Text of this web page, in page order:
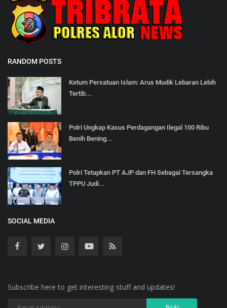
RANDOM POSTS
Ketum Persatuan Islam: Arus Mudik Lebaran Lebih
Tertib...
Polri Ungkap Kasus Perdagangan Ilegal 100 Ribu
Benih Bening...
Polri Tetapkan PT AJP dan FH Sebagai Tersangka
TPPU Judi...
SOCIAL MEDIA
Subscribe here to get interesting stuff and updates!